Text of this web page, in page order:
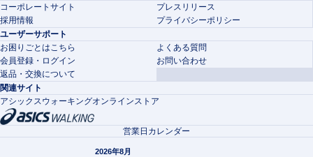
コーポレートサイト
プレスリリース
採用情報
プライバシーポリシー
ユーザーサポート
お困りごとはこちら
よくある質問
会員登録・ログイン
お問い合わせ
返品・交換について
関連サイト
アシックスウォーキングオンラインストア
営業日カレンダー
2026年8月